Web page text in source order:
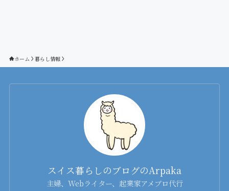
ホーム 暮らし情報
スイス暮らしのブログのArpaka
主婦、Webライター、起業家アメブロ代行